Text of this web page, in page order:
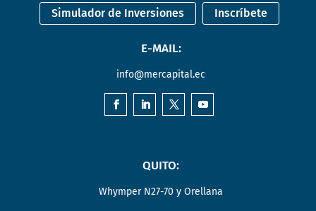
Simulador de Inversiones Inscríbete
E-MAIL:
info@mercapital.ec
QUITO:
Whymper N27-70 y Orellana